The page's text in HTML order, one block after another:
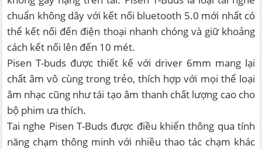
chuẩn không dây với kết nối bluetooth 5.0 mới nhất có
thể kết nối đến điện thoại nhanh chóng và giữ khoảng
cách kết nối lên đến 10 mét.
Pisen T-buds được thiết kế với driver 6mm mang lại
chất âm vô cùng trong trẻo, thích hợp với mọi thể loại
âm nhạc cũng như tái tạo âm thanh chất lượng cao cho
bộ phim ưa thích.
Tai nghe Pisen T-Buds được điều khiển thông qua tính
năng chạm thông minh với nhiều thao tác chạm khác